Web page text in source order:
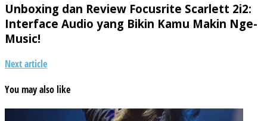
Unboxing dan Review Focusrite Scarlett 2i2:
Interface Audio yang Bikin Kamu Makin Nge-
Music!
Next article
You may also like